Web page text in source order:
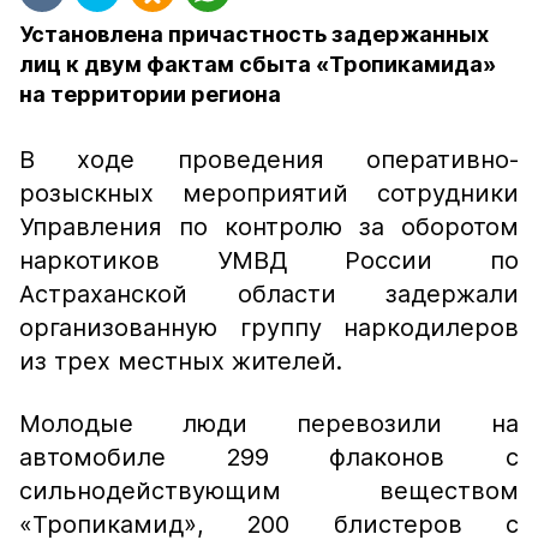
Установлена причастность задержанных
лиц к двум фактам сбыта «Тропикамида»
на территории региона
В ходе проведения оперативно-
розыскных мероприятий сотрудники
Управления по контролю за оборотом
наркотиков УМВД России по
Астраханской области задержали
организованную группу наркодилеров
из трех местных жителей.
Молодые люди перевозили на
автомобиле 299 флаконов с
сильнодействующим веществом
«Тропикамид», 200 блистеров с